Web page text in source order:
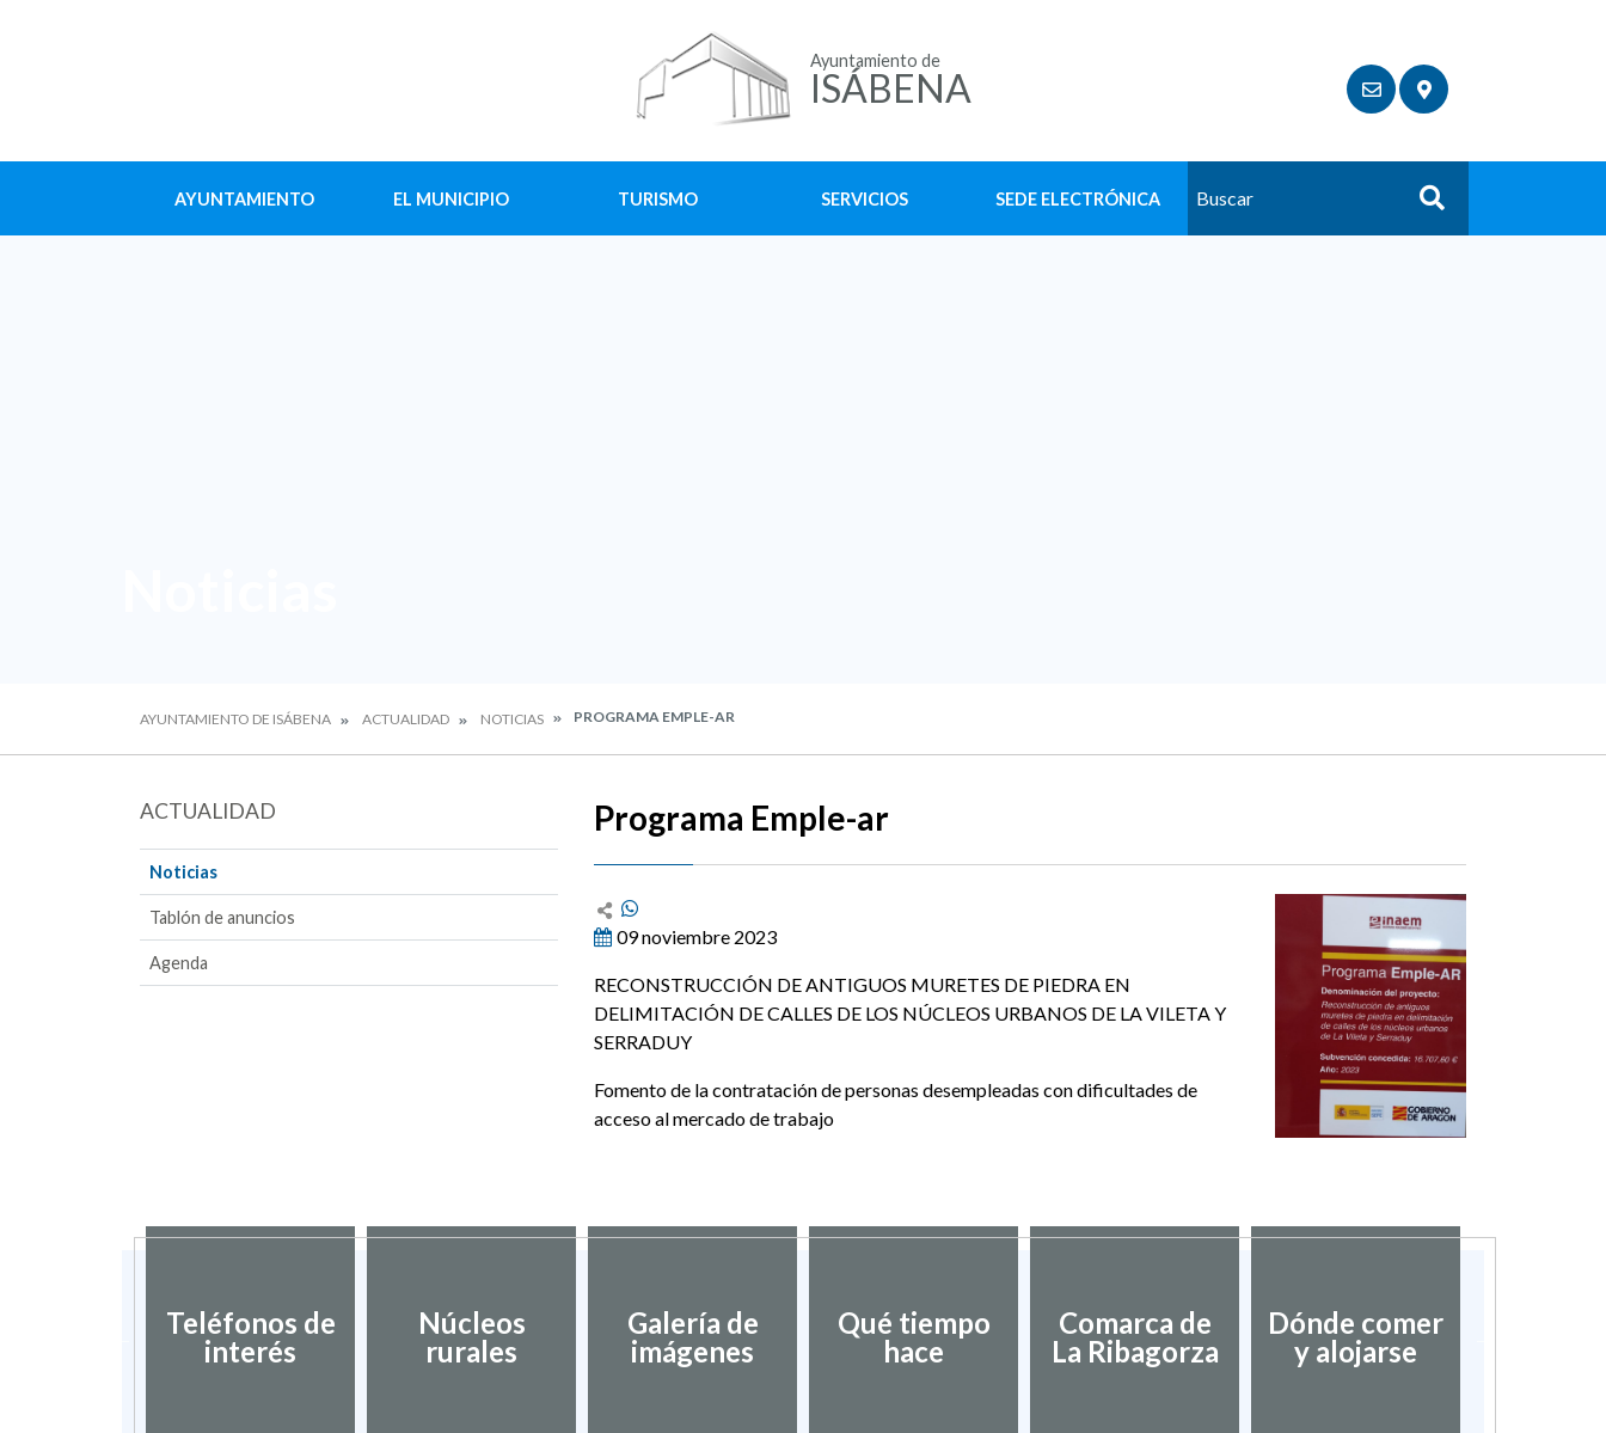
Ayuntamiento de
ISÁBENA
AYUNTAMIENTO EL MUNICIPIO TURISMO SERVICIOS SEDE ELECTRÓNICA Buscar
AYUNTAMIENTO DE ISÁBENA ACTUALIDAD NOTICIAS PROGRAMA EMPLE-AR
ACTUALIDAD
Noticias
Tablón de anuncios
Agenda
Programa Emple-ar
09 noviembre 2023
RECONSTRUCCIÓN DE ANTIGUOS MURETES DE PIEDRA EN
DELIMITACIÓN DE CALLES DE LOS NÚCLEOS URBANOS DE LA VILETA Y
SERRADUY
Fomento de la contratación de personas desempleadas con dificultades de
acceso al mercado de trabajo
Teléfonos de
interés
Núcleos
rurales
Galería de
imágenes
Qué tiempo
hace
Comarca de
La Ribagorza
Dónde comer
y alojarse